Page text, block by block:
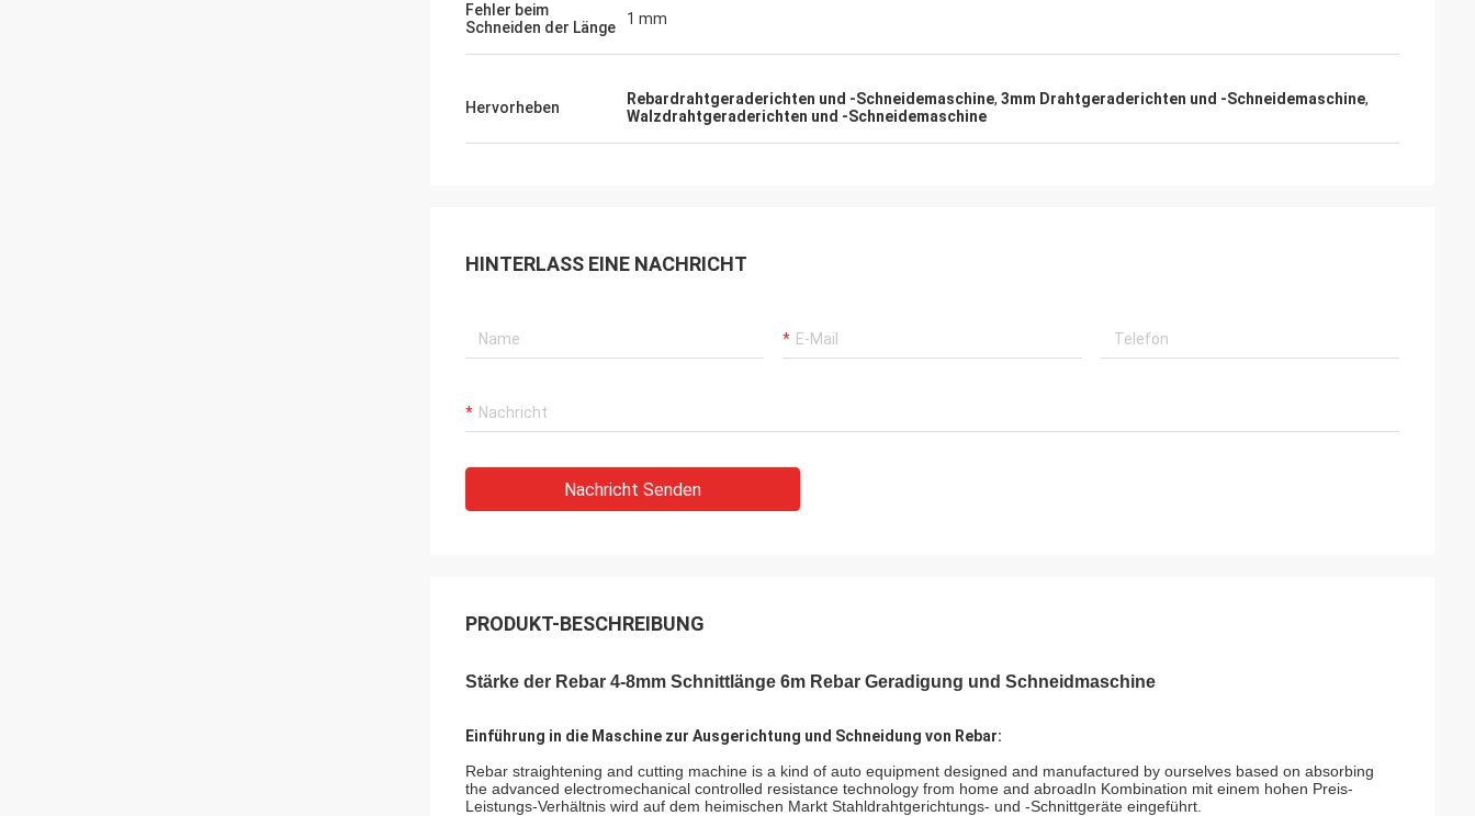
Fehler beim
Schneiden der Länge
1 mm
Hervorheben Rebardrahtgeraderichten und -Schneidemaschine, 3mm Drahtgeraderichten und -Schneidemaschine,
Walzdrahtgeraderichten und -Schneidemaschine
HINTERLASS EINE NACHRICHT
Nachricht Senden
PRODUKT-BESCHREIBUNG
Stärke der Rebar 4-8mm Schnittlänge 6m Rebar Geradigung und Schneidmaschine
Einführung in die Maschine zur Ausgerichtung und Schneidung von Rebar:
Rebar straightening and cutting machine is a kind of auto equipment designed and manufactured by ourselves based on absorbing
the advanced electromechanical controlled resistance technology from home and abroadIn Kombination mit einem hohen Preis-
Leistungs-Verhältnis wird auf dem heimischen Markt Stahldrahtgerichtungs- und -Schnittgeräte eingeführt.